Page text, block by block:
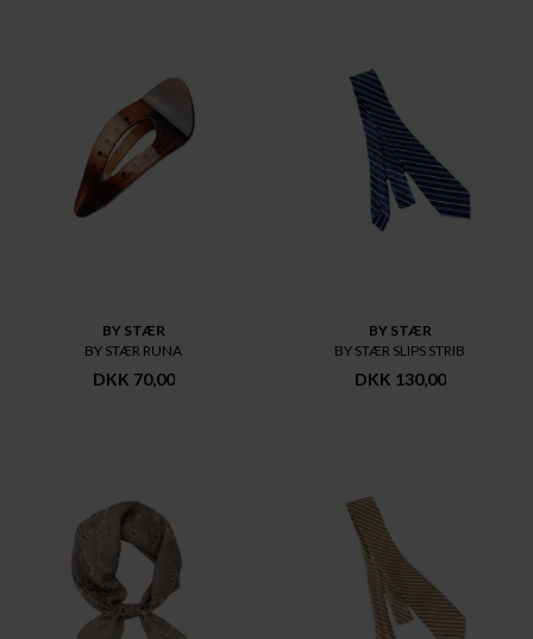
BY STÆR
BY STÆR RUNA
DKK 70,00
BY STÆR
BY STÆR SLIPS STRIB
DKK 130,00